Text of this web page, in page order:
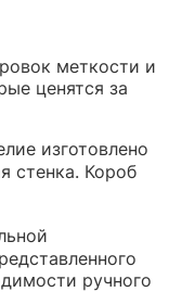
меткости и
ценятся за
изготовлено
стенка. Короб
ручного